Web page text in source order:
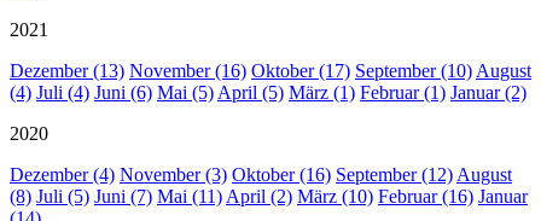
2021
Dezember (13) November (16) Oktober (17) September (10) August
(4) Juli (4) Juni (6) Mai (5) April (5) März (1) Februar (1) Januar (2)
2020
Dezember (4) November (3) Oktober (16) September (12) August
(8) Juli (5) Juni (7) Mai (11) April (2) März (10) Februar (16) Januar